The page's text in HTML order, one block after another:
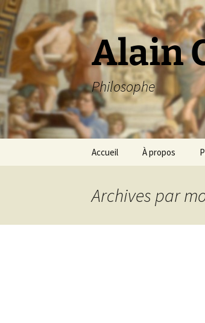
Aller
au
contenu
Alain
Philosophe
Accueil À propos
Archives par